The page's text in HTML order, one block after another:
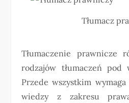
Tłumacz
Tłumaczenie prawnicze
rodzajów tłumaczeń pod
Przede wszystkim
wiedzy z zakresu